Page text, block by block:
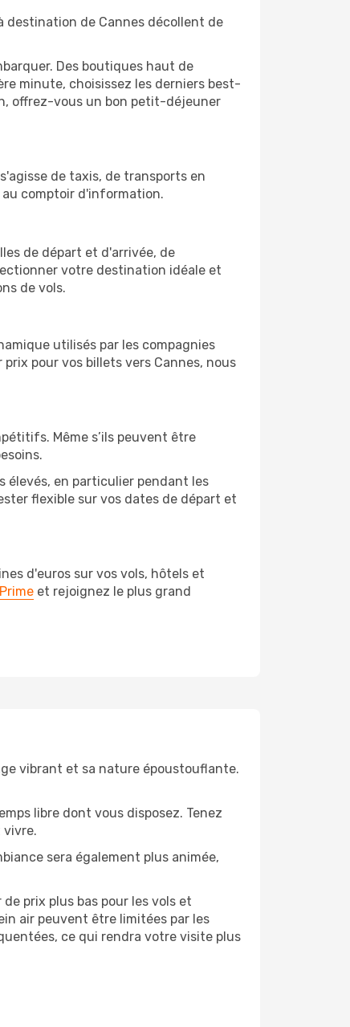
destination de Cannes décollent de
Des boutiques haut de
minute, choisissez les derniers best-
offrez-vous un bon petit-déjeuner
de taxis, de transports en
au comptoir d'information.
de départ et d'arrivée, de
votre destination idéale et
de vols.
utilisés par les compagnies
pour vos billets vers Cannes, nous
Même s’ils peuvent être
élevés, en particulier pendant les
flexible sur vos dates de départ et
d'euros sur vos vols, hôtels et
et rejoignez le plus grand
vibrant et sa nature époustouflante.
libre dont vous disposez. Tenez
vivre.
sera également plus animée,
prix plus bas pour les vols et
air peuvent être limitées par les
ce qui rendra votre visite plus